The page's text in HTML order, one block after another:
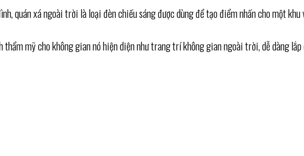
quán xá ngoài trời là loại đèn chiếu sáng được dùng để tạo điểm nhấn cho một khu
thẩm mỹ cho không gian nó hiện diện như trang trí không gian ngoài trời, dễ dàng